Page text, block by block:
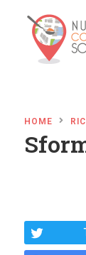
Blog
Ristoran
ti
HOME